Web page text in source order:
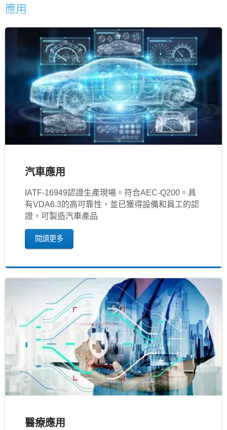
應用
汽車應用
IATF‐16949認證生產現場。符合AEC-Q200。具
有VDA6.3的高可靠性，並已獲得設備和員工的認
證，可製造汽車產品
閱讀更多
醫療應用